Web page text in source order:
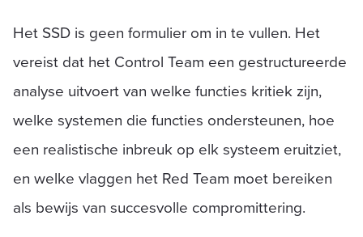
Het SSD is geen formulier om in te vullen. Het
vereist dat het Control Team een gestructureerde
analyse uitvoert van welke functies kritiek zijn,
welke systemen die functies ondersteunen, hoe
een realistische inbreuk op elk systeem eruitziet,
en welke vlaggen het Red Team moet bereiken
als bewijs van succesvolle compromittering.